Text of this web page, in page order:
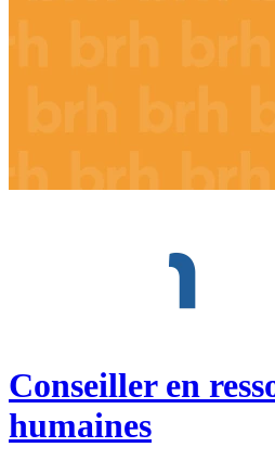
Conseiller en
humaines